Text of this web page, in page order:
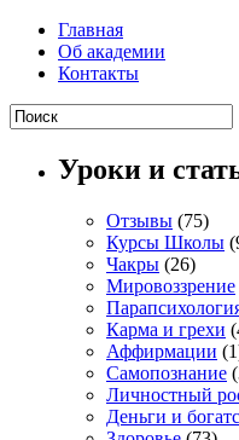
Главная
Об академии
Контакты
Уроки и
Отзывы (75)
Курсы Школы
Чакры (26)
Мировоззрение
Карма и грехи
Аффирмации
Самопознание
Личностный
Деньги и